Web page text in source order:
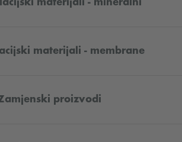
materijali - mineralni
materijali - membrane
proizvodi